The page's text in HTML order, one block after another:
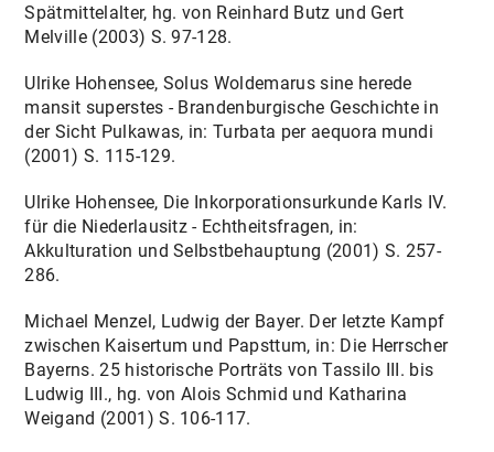
Spätmittelalter, hg. von Reinhard Butz und Gert
Melville (2003) S. 97-128.
Ulrike Hohensee, Solus Woldemarus sine herede
mansit superstes - Brandenburgische Geschichte in
der Sicht Pulkawas, in: Turbata per aequora mundi
(2001) S. 115-129.
Ulrike Hohensee, Die Inkorporationsurkunde Karls IV.
für die Niederlausitz - Echtheitsfragen, in:
Akkulturation und Selbstbehauptung (2001) S. 257-
286.
Michael Menzel, Ludwig der Bayer. Der letzte Kampf
zwischen Kaisertum und Papsttum, in: Die Herrscher
Bayerns. 25 historische Porträts von Tassilo III. bis
Ludwig III., hg. von Alois Schmid und Katharina
Weigand (2001) S. 106-117.